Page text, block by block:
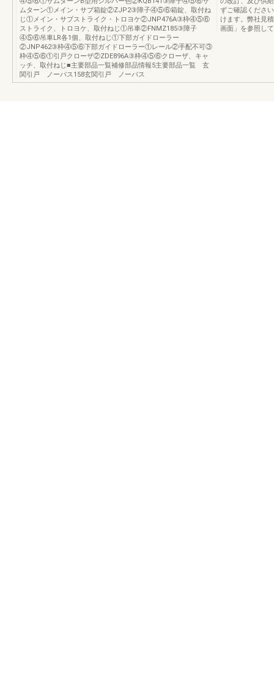
ムターン①メイン・サブ箱錠②ZJP2③障子④⑤⑥箱錠、取付ね
じ①メイン・サブストライク・トロヨケ②JNP476A③枠④⑤⑥
ストライク、トロヨケ、取付ねじ①吊車②FNMZ185③障子
④⑤⑥吊車LR各1個、取付ねじ①下部ガイドローラー
②JNP462③枠④⑤⑥下部ガイドローラー①レール②手配不可③
枠④⑤⑥①引戸クローザ②ZDE896A③枠④⑤⑥クローザ、キャ
ッチ、取付ねじ■主要部品一覧補修部品情報5主要部品一覧 玄
関引戸 ノーバス158玄関引戸 ノーバス
ずご確認くださ
けます。弊社見
画面」を参照し